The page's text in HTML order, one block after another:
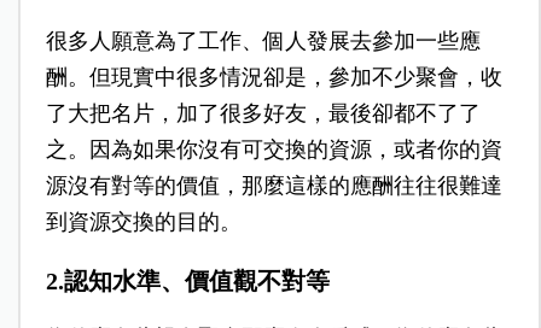
很多人願意為了工作、個人發展去參加一些應
酬。但現實中很多情況卻是，參加不少聚會，收
了大把名片，加了很多好友，最後卻都不了了
之。因為如果你沒有可交換的資源，或者你的資
源沒有對等的價值，那麼這樣的應酬往往很難達
到資源交換的目的。
2.認知水準、價值觀不對等